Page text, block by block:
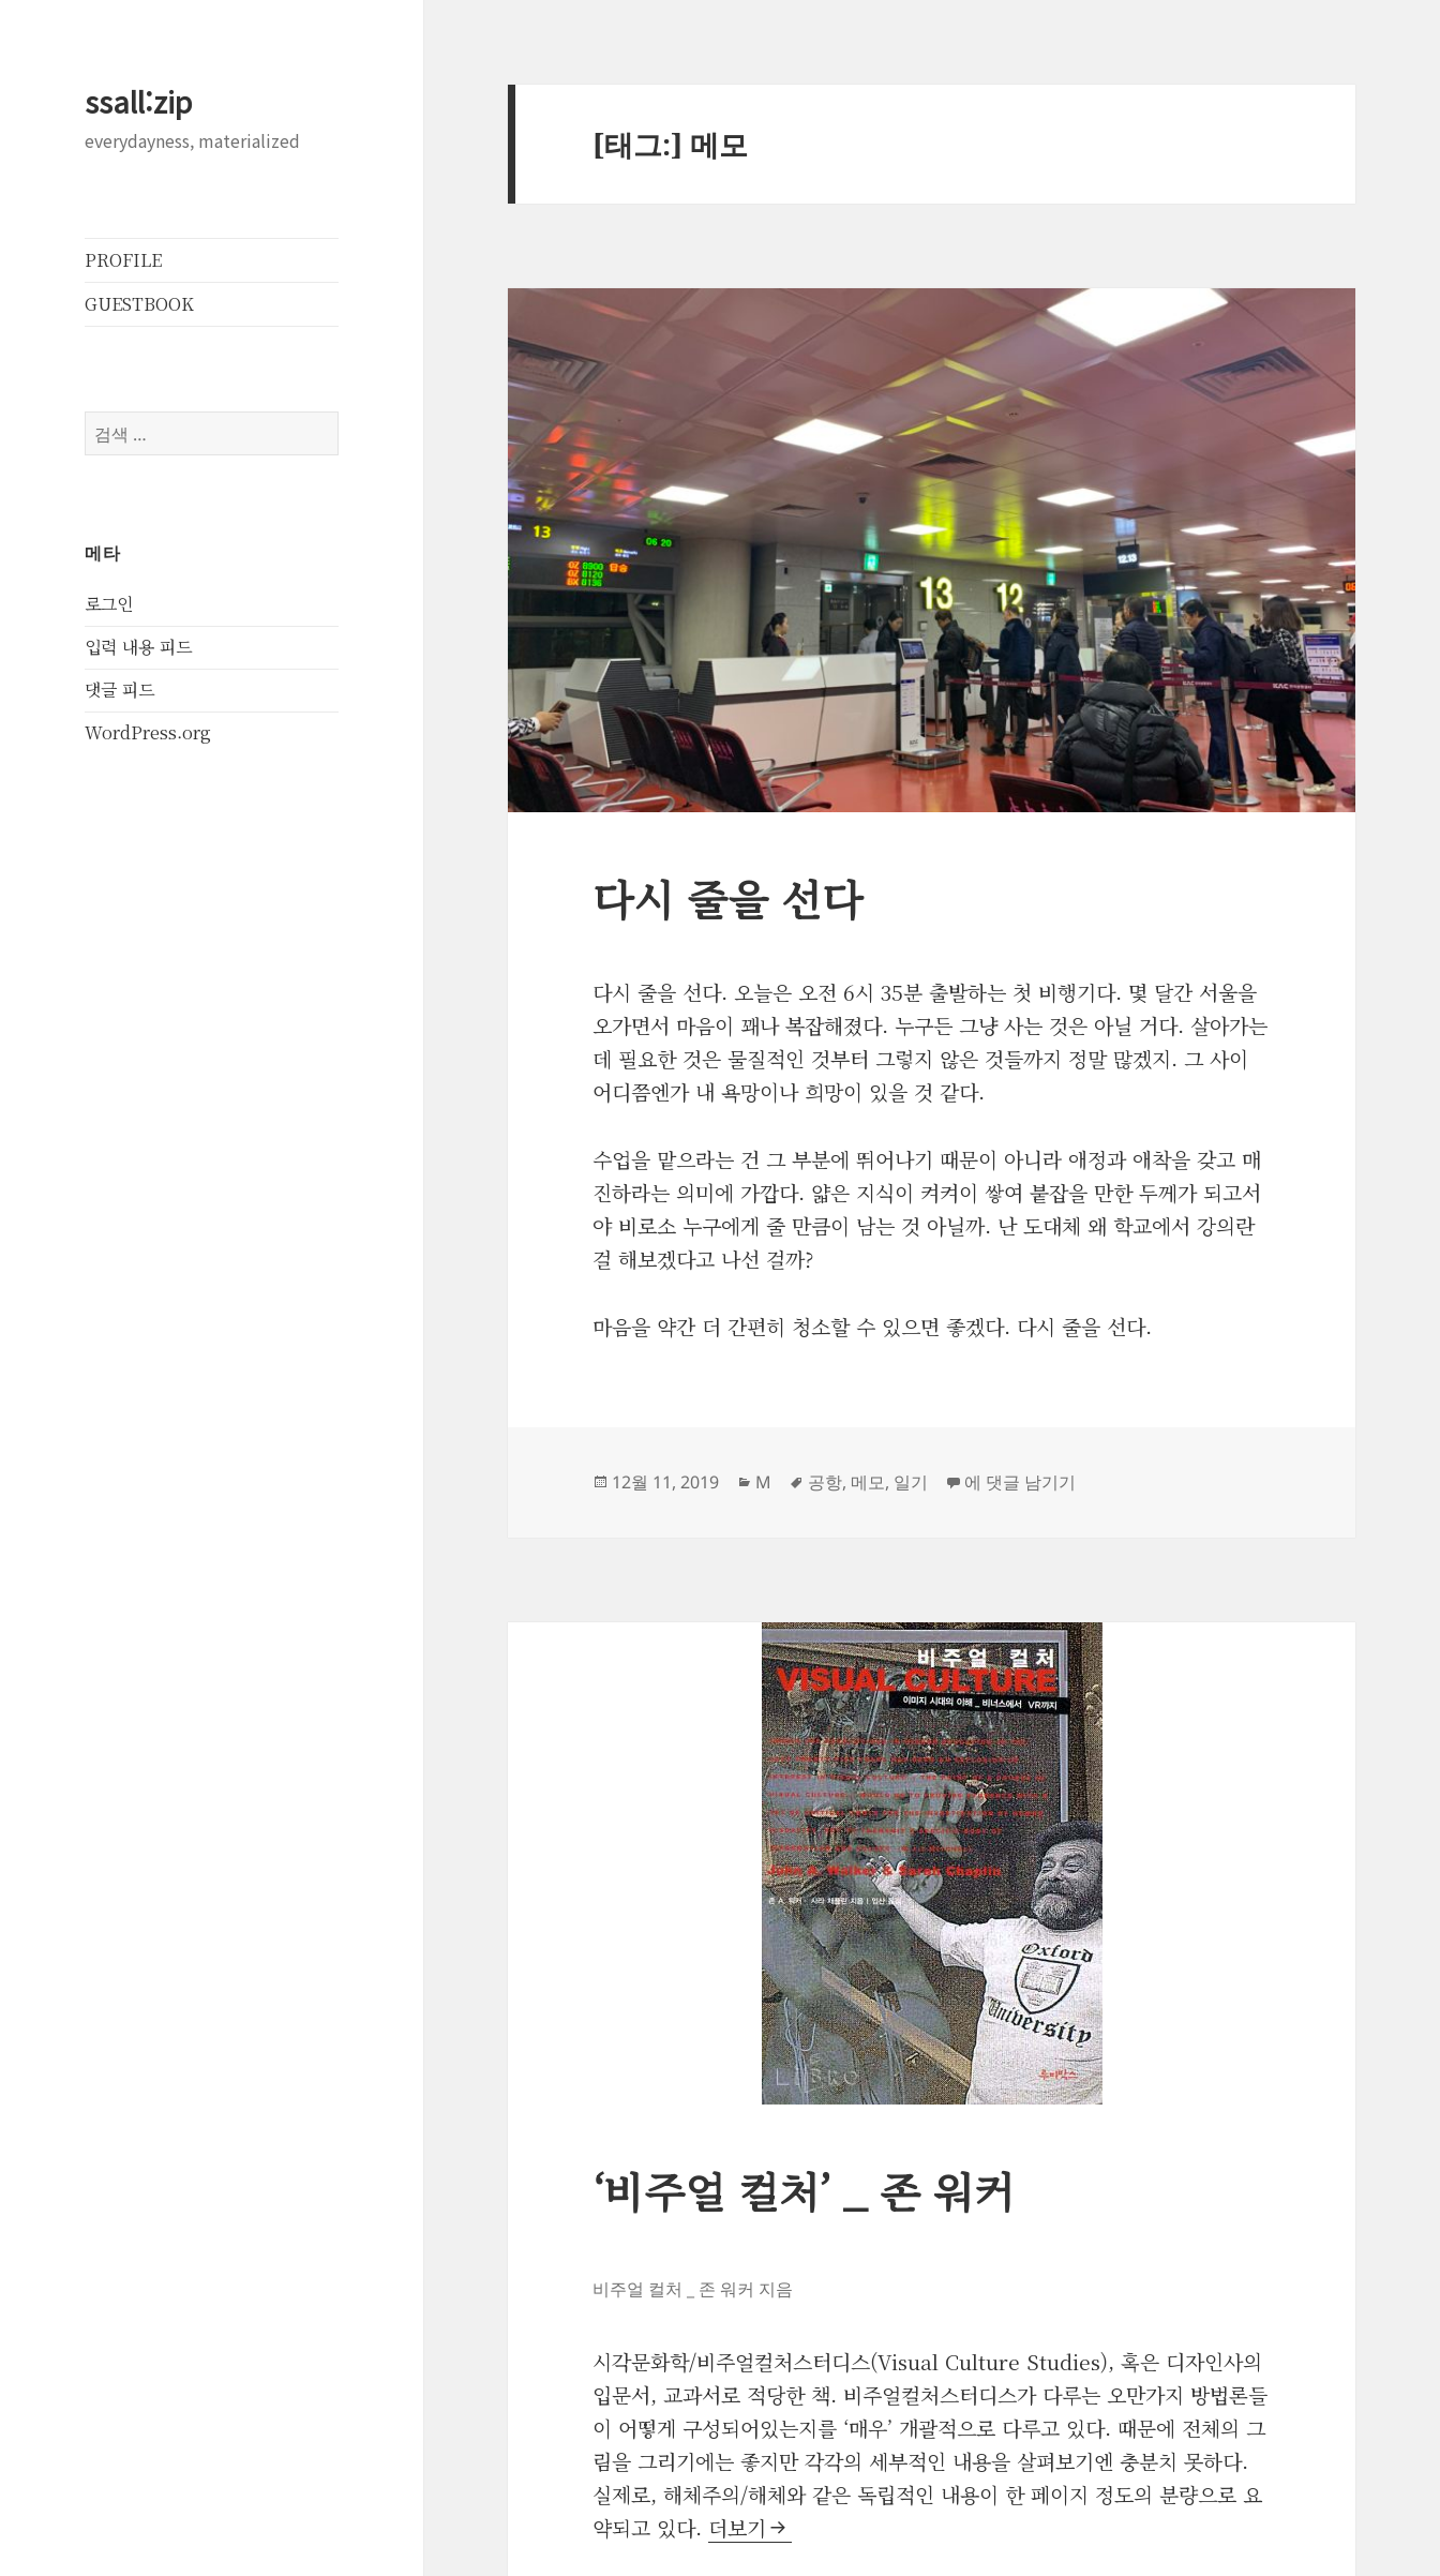
ssall:zip
everydayness, materialized
PROFILE
GUESTBOOK
검
색:
메타
로그인
입력 내용 피드
댓글 피드
WordPress.org
[태그:] 메모
다시 줄을 선다
다시 줄을 선다. 오늘은 오전 6시 35분 출발하는 첫 비행기다. 몇 달간 서울을
오가면서 마음이 꽤나 복잡해졌다. 누구든 그냥 사는 것은 아닐 거다. 살아가는
데 필요한 것은 물질적인 것부터 그렇지 않은 것들까지 정말 많겠지. 그 사이
어디쯤엔가 내 욕망이나 희망이 있을 것 같다.
수업을 맡으라는 건 그 부분에 뛰어나기 때문이 아니라 애정과 애착을 갖고 매
진하라는 의미에 가깝다. 얇은 지식이 켜켜이 쌓여 붙잡을 만한 두께가 되고서
야 비로소 누구에게 줄 만큼이 남는 것 아닐까. 난 도대체 왜 학교에서 강의란
걸 해보겠다고 나선 걸까?
마음을 약간 더 간편히 청소할 수 있으면 좋겠다. 다시 줄을 선다.
작
12월 11, 2019
카
M
태
공항, 메모, 일기 다시 줄을 선다
에 댓글 남기기
‘비주얼 컬처’ _ 존 워커
비주얼 컬처 _ 존 워커 지음
시각문화학/비주얼컬처스터디스(Visual Culture Studies), 혹은 디자인사의
입문서, 교과서로 적당한 책. 비주얼컬처스터디스가 다루는 오만가지 방법론들
이 어떻게 구성되어있는지를 ‘매우’ 개괄적으로 다루고 있다. 때문에 전체의 그
림을 그리기에는 좋지만 각각의 세부적인 내용을 살펴보기엔 충분치 못하다.
실제로, 해체주의/해체와 같은 독립적인 내용이 한 페이지 정도의 분량으로 요
약되고 있다. ‘비주얼 컬처’ _ 존 워커
더보기